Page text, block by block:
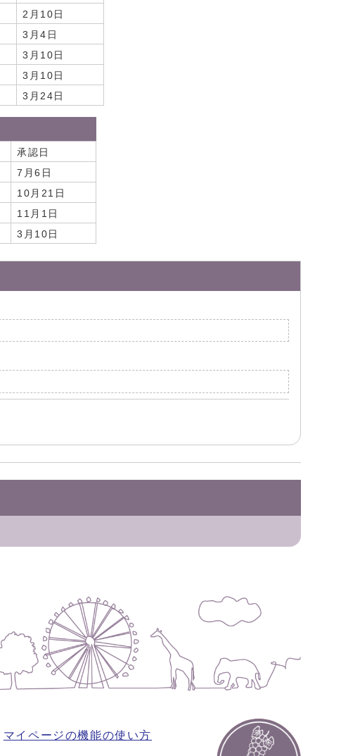
2月10日
3月4日
3月10日
3月10日
3月24日
承認日
7月6日
10月21日
11月1日
3月10日
マイページの機能の使い方